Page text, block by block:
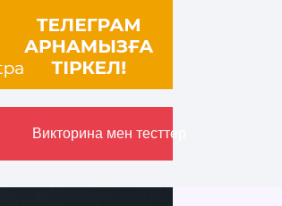
Викторина мен тесттер